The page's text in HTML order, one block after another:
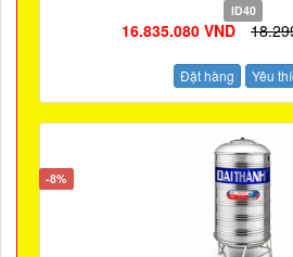
ID40
16.835.080 VND
Đặt hàng Yêu
-8%